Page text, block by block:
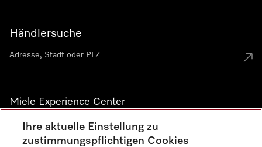
Händlersuche
Miele Experience Center
Alle Miele Experience Center anzeigen
Ihre aktuelle Einstellung zu
zustimmungspflichtigen Cookies